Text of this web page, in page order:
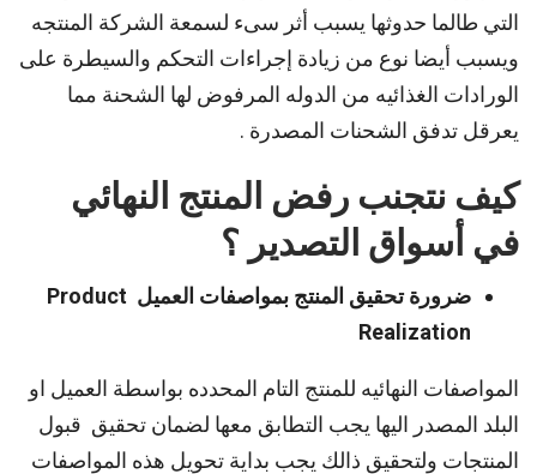
التي طالما حدوثها يسبب أثر سىء لسمعة الشركة المنتجه
ويسبب أيضا نوع من زيادة إجراءات التحكم والسيطرة على
الورادات الغذائيه من الدوله المرفوض لها الشحنة مما
يعرقل تدفق الشحنات المصدرة .
كيف نتجنب رفض المنتج النهائي
في أسواق التصدير ؟
ضرورة تحقيق المنتج بمواصفات العميل Product
Realization
المواصفات النهائيه للمنتج التام المحدده بواسطة العميل او
البلد المصدر اليها يجب التطابق معها لضمان تحقيق قبول
المنتجات ولتحقيق ذالك يجب بداية تحويل هذه المواصفات